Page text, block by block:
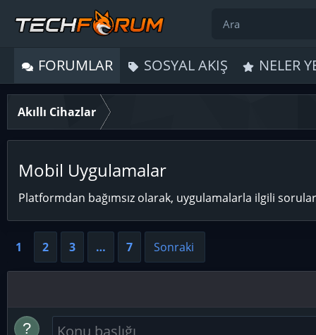
FORUMLAR SOSYAL AKIŞ NELER
Akıllı Cihazlar
Mobil Uygulamalar
Platformdan bağımsız olarak, uygulamalarla ilgili
1 2 3 … 7 Sonraki